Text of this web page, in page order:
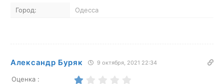
Город: Одесса
Александр Буряк 9 октября, 2021 22:34
Оценка :